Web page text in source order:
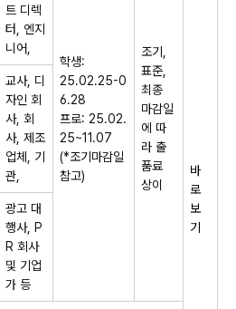
트 디렉
터, 엔지
니어,
학생:
25.02.25-0
6.28
프로: 25.02.
25~11.07
(*조기마감일
참고)
조기,
표준,
최종
마감일
에 따
라 출
품료
상이
바
로
보
기
교사, 디
자인 회
사, 회
사, 제조
업체, 기
관,
광고 대
행사, P
R 회사
및 기업
가 등